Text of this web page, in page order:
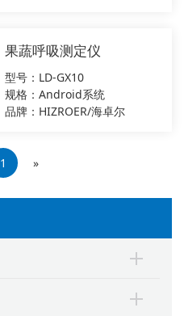
果蔬呼吸测定仪
型号：LD-GX10
规格：Android系统
品牌：HIZROER/海卓尔
1 »